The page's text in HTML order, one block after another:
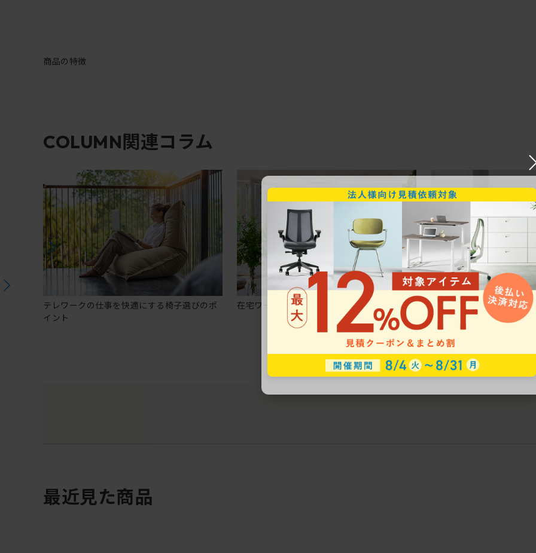
商品の特徴
COLUMN関連コラム
テレワークの仕事を快適にする椅子選びのポ
イント
在宅ワークにおすすめのオフィスチェア5選
椅子に座っているのに疲
疲れにくいチェアの選び方
最近見た商品